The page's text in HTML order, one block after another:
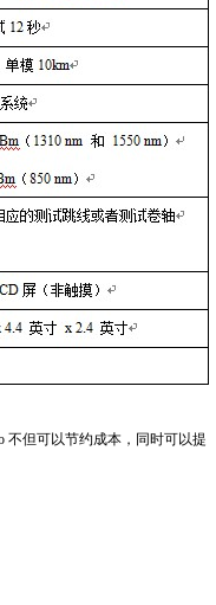
不但可以节约成本，同时可以提